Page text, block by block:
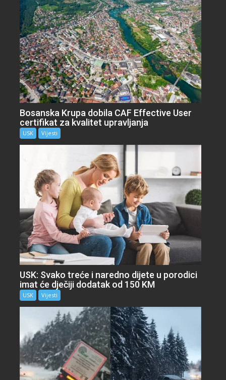
Bosanska Krupa dobila CAF Effective User
certifikat za kvalitet upravljanja
USK Vijesti
USK: Svako treće i naredno dijete u porodici
imat će dječiji dodatak od 150 KM
USK Vijesti